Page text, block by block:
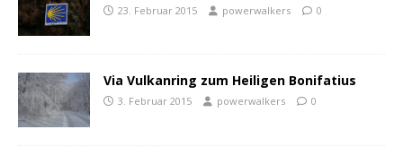
23. Februar 2015 powerwalkers 0
Via Vulkanring zum Heiligen Bonifatius
3. Februar 2015 powerwalkers 0